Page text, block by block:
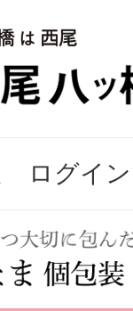
ログイン